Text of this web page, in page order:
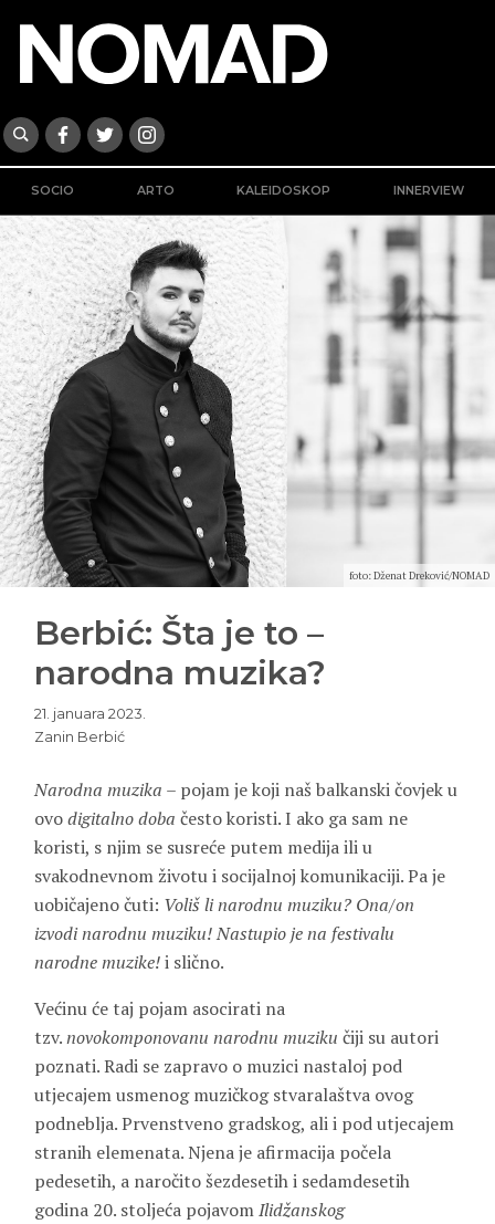
SOCIO ARTO KALEIDOSKOP INNERVIEW
foto: Dženat Dreković/NOMAD
Berbić: Šta je to –
narodna muzika?
21. januara 2023.
Zanin Berbić
Narodna muzika – pojam je koji naš balkanski čovjek u
ovodigitalno doba često koristi. I ako ga sam ne
koristi, s njim se susreće putem medija ili u
svakodnevnom životu i socijalnoj komunikaciji. Pa je
uobičajeno čuti: Voliš li narodnu muziku? Ona/on
izvodi narodnu muziku! Nastupio je na festivalu
narodne muzike!i slično.
Većinu će taj pojam asocirati na
tzv.novokomponovanu narodnu muziku čiji su autori
poznati. Radi se zapravo o muzici nastaloj pod
utjecajem usmenog muzičkog stvaralaštva ovog
podneblja. Prvenstveno gradskog, ali i pod utjecajem
stranih elemenata. Njena je afirmacija počela
pedesetih, a naročito šezdesetih i sedamdesetih
godina 20. stoljeća pojavomIlidžanskog